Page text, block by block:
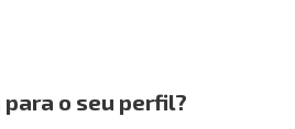
o seu perfil?